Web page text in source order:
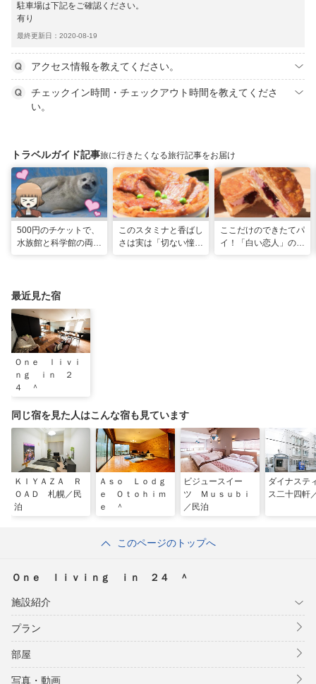
駐車場は下記をご確認ください。
有り
最終更新日：2020-08-19
アクセス情報を教えてください。
チェックイン時間・チェックアウト時間を教えてくださ
い。
トラベルガイド記事旅に行きたくなる旅行記事をお届け
500円のチケットで、
水族館と科学館の両方
このスタミナと香ばし
さは実は「切ない憧
ここだけのできたてパ
イ！「白い恋人」の石
最近見た宿
Ｏｎｅ ｌｉｖｉ
ｎｇ ｉｎ ２
４ ＾
同じ宿を見た人はこんな宿も見ています
ＫＩＹＡＺＡ Ｒ
ＯＡＤ 札幌／民
泊
Ａｓｏ Ｌｏｄｇ
ｅ Ｏｔｏｈｉｍ
ｅ ＾
ビジュースイー
ツ Ｍｕｓｕｂｉ
／民泊
ダイナステ
ス二十四軒
このページのトップへ
Ｏｎｅ ｌｉｖｉｎｇ ｉｎ ２４ ＾
施設紹介
プラン
部屋
写真・動画